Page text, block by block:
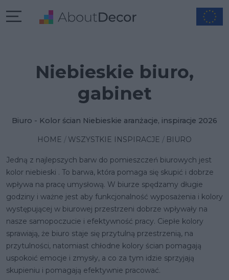
Niebieskie biuro,
gabinet
Biuro - Kolor ścian Niebieskie aranżacje, inspiracje 2026
HOME WSZYSTKIE INSPIRACJE BIURO
Jedną z najlepszych barw do pomieszczeń biurowych jest
kolor niebieski . To barwa, która pomaga się skupić i dobrze
wpływa na pracę umysłową. W biurze spędzamy długie
godziny i ważne jest aby funkcjonalność wyposażenia i kolory
występującej w biurowej przestrzeni dobrze wpływały na
nasze samopoczucie i efektywność pracy. Ciepłe kolory
sprawiają, że biuro staje się przytulną przestrzenią, na
przytulności, natomiast chłodne kolory ścian pomagają
uspokoić emocje i zmysły, a co za tym idzie sprzyjają
skupieniu i pomagają efektywnie pracować.